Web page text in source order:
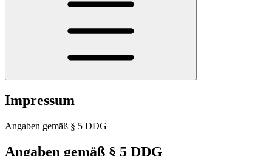
Impressum
Angaben gemäß § 5 DDG
Angaben gemäß § 5 DDG